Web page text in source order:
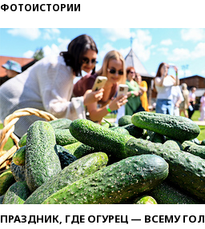
ФОТОИСТОРИИ
ПРАЗДНИК, ГДЕ ОГУРЕЦ — ВСЕМУ